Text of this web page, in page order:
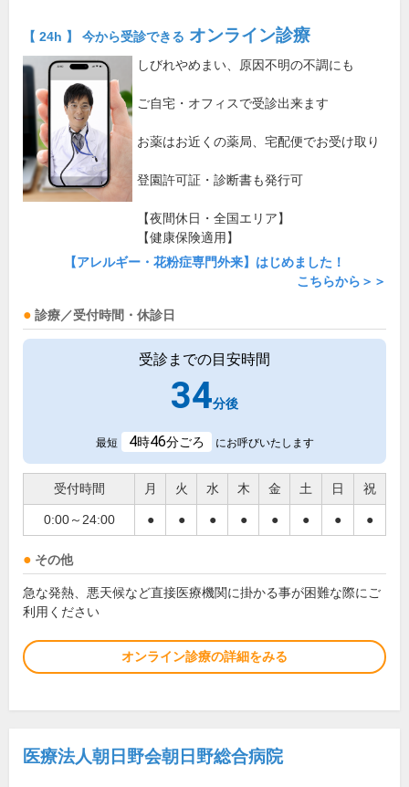
【 24h 】 今から受診できる オンライン診療
しびれやめまい、原因不明の不調にも
ご自宅・オフィスで受診出来ます
お薬はお近くの薬局、宅配便でお受け取り
登園許可証・診断書も発行可
【夜間休日・全国エリア】
【健康保険適用】
【アレルギー・花粉症専門外来】はじめました！
こちらから＞＞
診療／受付時間・休診日
受診までの目安時間
34分後
最短 4時46分ごろ にお呼びいたします
受付時間 月 火 水 木 金 土 日 祝
0:00～24:00 ● ● ● ● ● ● ● ●
その他
急な発熱、悪天候など直接医療機関に掛かる事が困難な際にご
利用ください
オンライン診療の詳細をみる
医療法人朝日野会朝日野総合病院